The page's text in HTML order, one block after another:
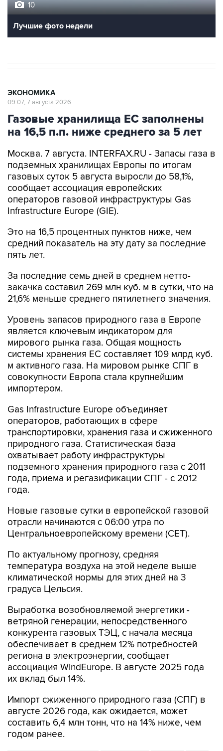
10
Лучшие фото недели
ЭКОНОМИКА
09:07, 7 августа 2026
Газовые хранилища ЕС заполнены
на 16,5 п.п. ниже среднего за 5 лет
Москва. 7 августа. INTERFAX.RU - Запасы газа в
подземных хранилищах Европы по итогам
газовых суток 5 августа выросли до 58,1%,
сообщает ассоциация европейских
операторов газовой инфраструктуры Gas
Infrastructure Europe (GIE).
Это на 16,5 процентных пунктов ниже, чем
средний показатель на эту дату за последние
пять лет.
За последние семь дней в среднем нетто-
закачка составил 269 млн куб. м в сутки, что на
21,6% меньше среднего пятилетнего значения.
Уровень запасов природного газа в Европе
является ключевым индикатором для
мирового рынка газа. Общая мощность
системы хранения ЕС составляет 109 млрд куб.
м активного газа. На мировом рынке СПГ в
совокупности Европа стала крупнейшим
импортером.
Gas Infrastructure Europe объединяет
операторов, работающих в сфере
транспортировки, хранения газа и сжиженного
природного газа. Статистическая база
охватывает работу инфраструктуры
подземного хранения природного газа с 2011
года, приема и регазификации СПГ - с 2012
года.
Новые газовые сутки в европейской газовой
отрасли начинаются c 06:00 утра по
Центральноевропейскому времени (CET).
По актуальному прогнозу, средняя
температура воздуха на этой неделе выше
климатической нормы для этих дней на 3
градуса Цельсия.
Выработка возобновляемой энергетики -
ветряной генерации, непосредственного
конкурента газовых ТЭЦ, с начала месяца
обеспечивает в среднем 12% потребностей
региона в электроэнергии, сообщает
ассоциация WindEurope. В августе 2025 года
их вклад был 14%.
Импорт сжиженного природного газа (СПГ) в
августе 2026 года, как ожидается, может
составить 6,4 млн тонн, что на 14% ниже, чем
годом ранее.